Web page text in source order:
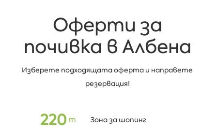
Оферти за
почивка в Албена
Изберете подходящата оферта и направете
резервация!
220m Зона за шопинг